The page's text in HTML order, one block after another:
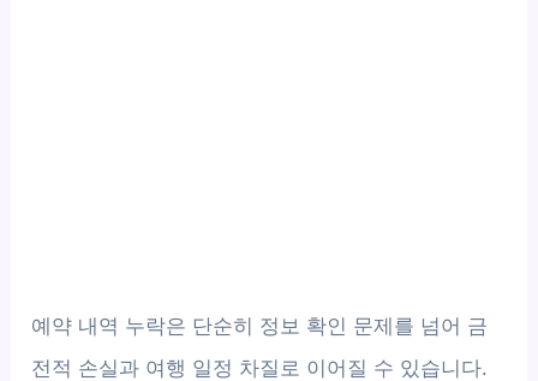
예약 내역 누락은 단순히 정보 확인 문제를 넘어 금
전적 손실과 여행 일정 차질로 이어질 수 있습니다.